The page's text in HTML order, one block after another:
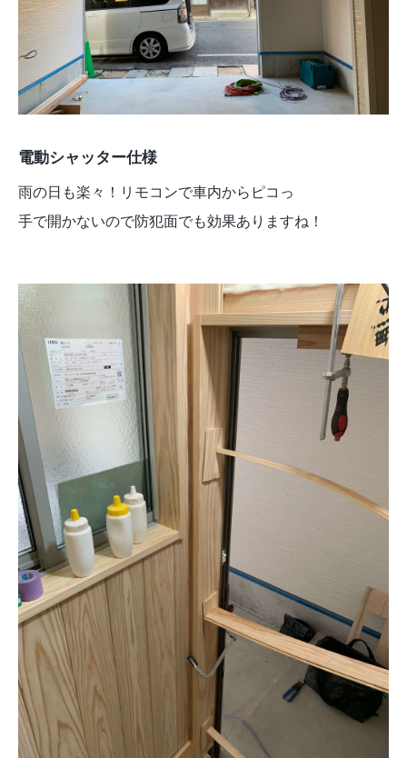
電動シャッター仕様
雨の日も楽々！リモコンで車内からピコっ
手で開かないので防犯面でも効果ありますね！